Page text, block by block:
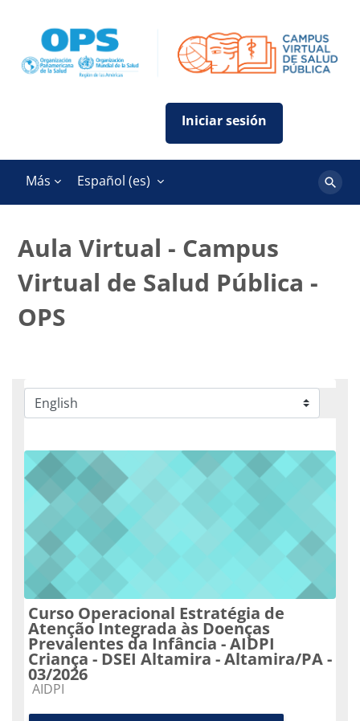
Más Español ‎(es)‎
Buscar
Aula Virtual - Campus
Virtual de Salud Pública -
OPS
Categorías
Curso Operacional Estratégia de
Atenção Integrada às Doenças
Prevalentes da Infância - AIDPI
Criança - DSEI Altamira - Altamira/PA -
03/2026
Categoría de cursos
AIDPI